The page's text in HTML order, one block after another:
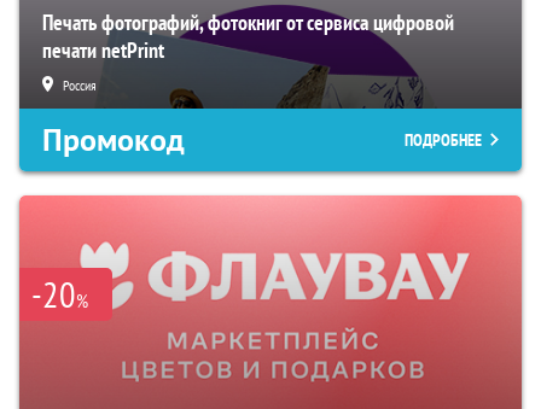
Печать фотографий, фотокниг от сервиса цифровой
печати netPrint
Россия
Промокод ПОДРОБНЕЕ
-20%